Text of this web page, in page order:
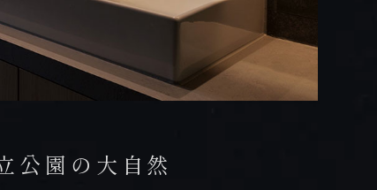
公園の大自然
、コットン
、合成着色料、動物性原料、
使用です。
ィソープ